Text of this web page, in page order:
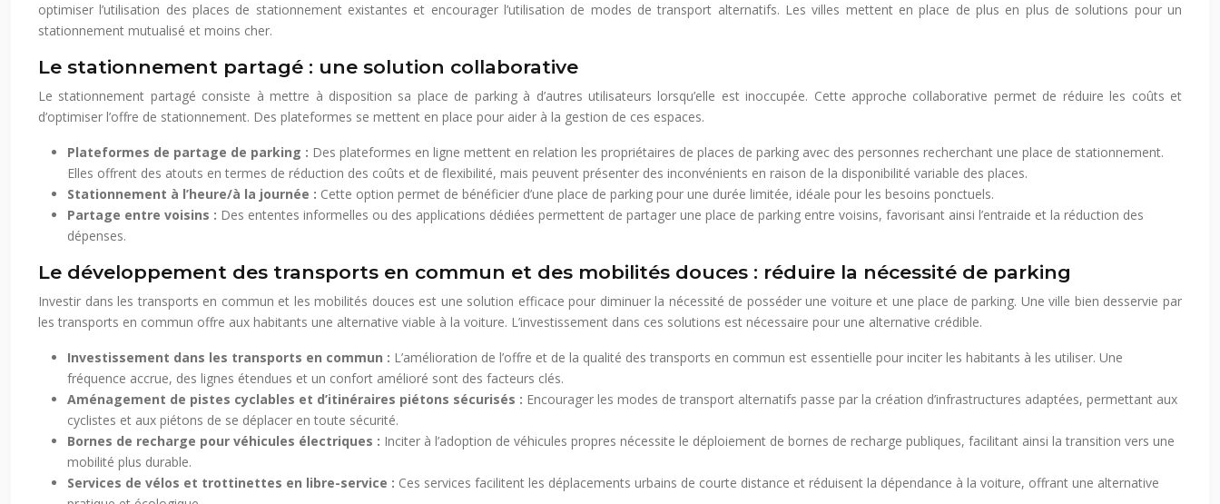
optimiser l’utilisation des places de stationnement existantes et encourager l’utilisation de modes de transport alternatifs. Les villes mettent en place de plus en plus de solutions pour un
stationnement mutualisé et moins cher.
Le stationnement partagé : une solution collaborative
Le stationnement partagé consiste à mettre à disposition sa place de parking à d’autres utilisateurs lorsqu’elle est inoccupée. Cette approche collaborative permet de réduire les coûts et
d’optimiser l’offre de stationnement. Des plateformes se mettent en place pour aider à la gestion de ces espaces.
Plateformes de partage de parking : Des plateformes en ligne mettent en relation les propriétaires de places de parking avec des personnes recherchant une place de stationnement.
Elles offrent des atouts en termes de réduction des coûts et de flexibilité, mais peuvent présenter des inconvénients en raison de la disponibilité variable des places.
Stationnement à l’heure/à la journée : Cette option permet de bénéficier d’une place de parking pour une durée limitée, idéale pour les besoins ponctuels.
Partage entre voisins : Des ententes informelles ou des applications dédiées permettent de partager une place de parking entre voisins, favorisant ainsi l’entraide et la réduction des
dépenses.
Le développement des transports en commun et des mobilités douces : réduire la nécessité de parking
Investir dans les transports en commun et les mobilités douces est une solution efficace pour diminuer la nécessité de posséder une voiture et une place de parking. Une ville bien desservie par
les transports en commun offre aux habitants une alternative viable à la voiture. L’investissement dans ces solutions est nécessaire pour une alternative crédible.
Investissement dans les transports en commun : L’amélioration de l’offre et de la qualité des transports en commun est essentielle pour inciter les habitants à les utiliser. Une
fréquence accrue, des lignes étendues et un confort amélioré sont des facteurs clés.
Aménagement de pistes cyclables et d’itinéraires piétons sécurisés : Encourager les modes de transport alternatifs passe par la création d’infrastructures adaptées, permettant aux
cyclistes et aux piétons de se déplacer en toute sécurité.
Bornes de recharge pour véhicules électriques : Inciter à l’adoption de véhicules propres nécessite le déploiement de bornes de recharge publiques, facilitant ainsi la transition vers une
mobilité plus durable.
Services de vélos et trottinettes en libre-service : Ces services facilitent les déplacements urbains de courte distance et réduisent la dépendance à la voiture, offrant une alternative